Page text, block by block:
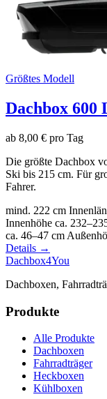
Größtes Modell
Dachbox 600
ab 8,00 € pro Tag
Die größte Dachbox
Ski bis 215 cm. Für
Fahrer.
mind. 222 cm
Innenhöhe ca.
ca. 46–47 cm
Details →
Dachbox4You
Dachboxen,
Produkte
Alle Produkte
Dachboxen
Fahrradträger
Heckboxen
Kühlboxen